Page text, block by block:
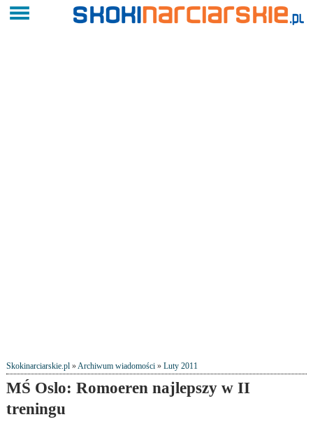
Skokinarciarskie.pl»Archiwum wiadomości» Luty 2011
MŚ Oslo: Romoeren najlepszy w II
treningu